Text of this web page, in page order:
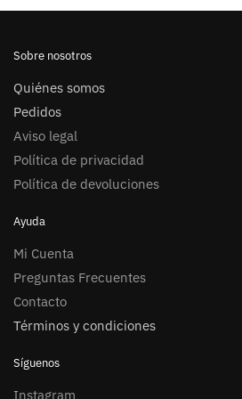
Sobre nosotros
Quiénes somos
Pedidos
Aviso legal
Política de privacidad
Política de devoluciones
Ayuda
Mi Cuenta
Preguntas Frecuentes
Contacto
Términos y condiciones
Síguenos
Instagram